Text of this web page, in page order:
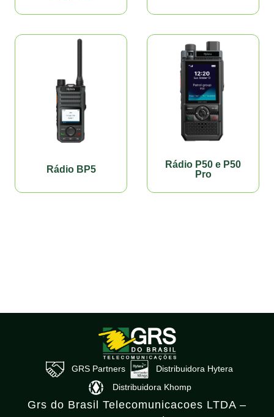
Rádio BP5
Rádio P50 e P50
Pro
GRS Partners
Distribuidora Hytera
Distribuidora Khomp
Grs do Brasil Telecomunicacoes LTDA –